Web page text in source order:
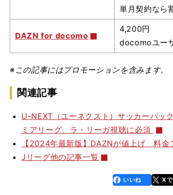
単月契約なら
DAZN for docomo
4,200円
docomoユー
※この記事にはプロモーションを含みます。
関連記事
U-NEXT（ユーネクスト）サッカーパッ
ミアリーグ、ラ・リーガ視聴に必須
【2024年最新版】DAZNが値上げ 料金
Jリーグ他の記事一覧
faceboo
k
いいね X
・
・